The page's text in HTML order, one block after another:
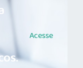
Acesse